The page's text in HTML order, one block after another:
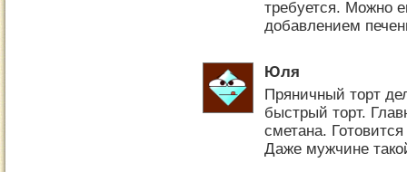
требуется. Можно
добавлением
Юля
Пряничный торт
быстрый торт.
сметана.
Даже мужчине